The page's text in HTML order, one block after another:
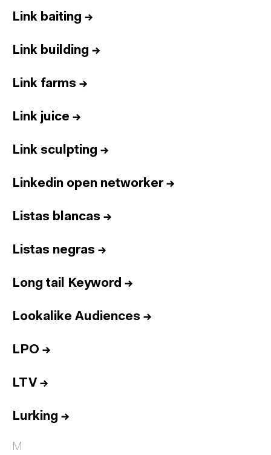
Link baiting →
Link building →
Link farms →
Link juice →
Link sculpting →
Linkedin open networker→
Listas blancas →
Listas negras →
Long tail Keyword →
Lookalike Audiences →
LPO →
LTV →
Lurking →
M